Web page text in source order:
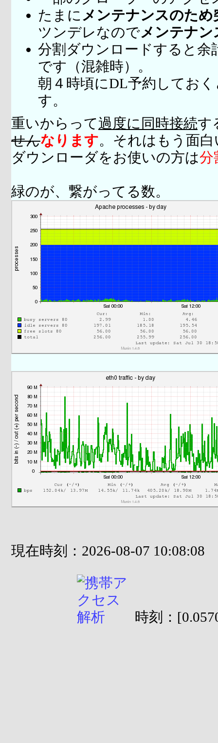
たまに メンテナンスのため
ツンデレなのでメンテナ
分割ダウンロードすると余
です（混雑時）。
朝４時頃にDL予約してお
す。
重いからって過度に同時接続す
せんなります。それはもう面
ダウンローダをお使いの方は分
緑のが、繋がってる数。
現在時刻：2026-08-07 10:08:08
時刻：